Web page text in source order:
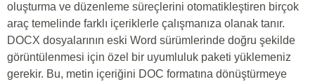
oluşturma ve düzenleme süreçlerini otomatikleştiren birçok
araç temelinde farklı içeriklerle çalışmanıza olanak tanır.
DOCX dosyalarının eski Word sürümlerinde doğru şekilde
görüntülenmesi için özel bir uyumluluk paketi yüklemeniz
gerekir. Bu, metin içeriğini DOC formatına dönüştürmeye